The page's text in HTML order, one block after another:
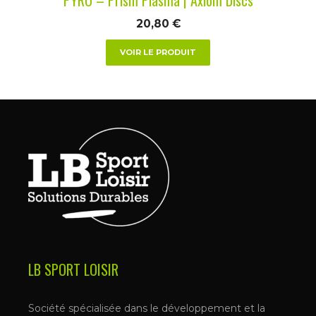
20,80 €
VOIR LE PRODUIT
LB SPORT LOISIR
Société spécialisée dans le développement et la